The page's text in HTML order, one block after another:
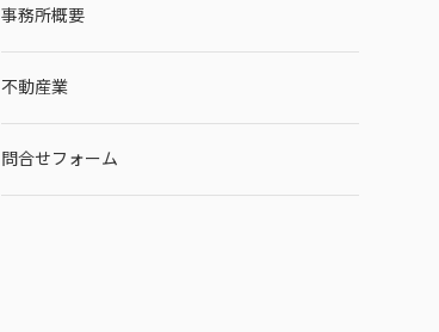
事務所概要
不動産業
問合せフォーム